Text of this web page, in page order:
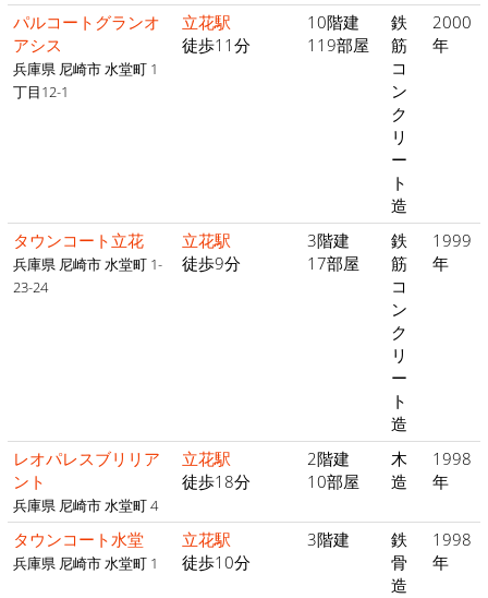
パルコートグランオ
アシス
兵庫県 尼崎市 水堂町 1
丁目12-1
立花駅
徒歩11分
10階建
119部屋
鉄
筋
コ
ン
ク
リ
ー
ト
造
2000
年
タウンコート立花
兵庫県 尼崎市 水堂町 1-
23-24
立花駅
徒歩9分
3階建
17部屋
鉄
筋
コ
ン
ク
リ
ー
ト
造
1999
年
レオパレスブリリア
ント
兵庫県 尼崎市 水堂町 4
立花駅
徒歩18分
2階建
10部屋
木
造
1998
年
タウンコート水堂
兵庫県 尼崎市 水堂町 1
立花駅
徒歩10分
3階建
鉄
骨
造
1998
年